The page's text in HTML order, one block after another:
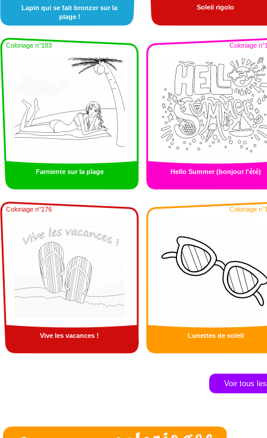
Lapin qui se fait bronzer sur la
plage !
Soleil rigolo
Coloriage n°183
Farniente sur la plage
Coloriage
Hello Summer (bonjour l'été)
Coloriage n°176
Vive les vacances !
Coloriage
Lunettes de soleil
Voir tous